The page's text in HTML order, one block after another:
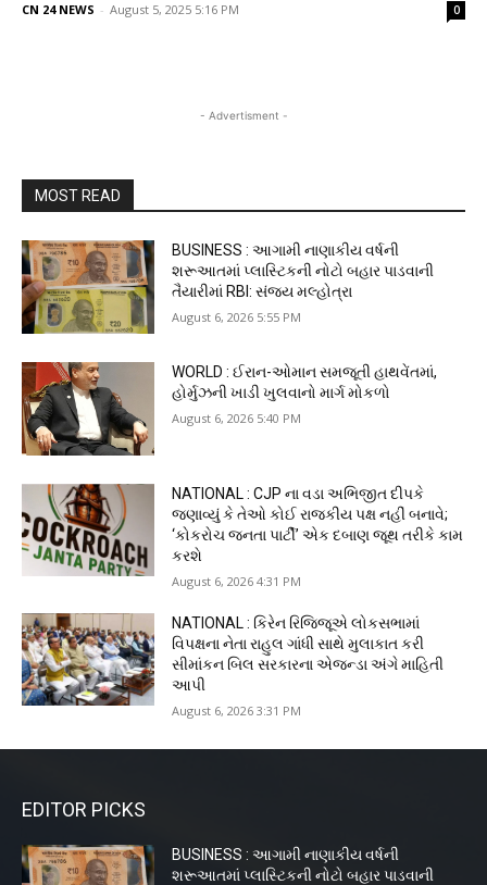
CN 24 NEWS - August 5, 2025 5:16 PM 0
- Advertisment -
MOST READ
BUSINESS : આગામી નાણાકીય વર્ષની
શરૂઆતમાં પ્લાસ્ટિકની નોટો બહાર પાડવાની
તૈયારીમાં RBI: સંજય મલ્હોત્રા
August 6, 2026 5:55 PM
WORLD : ઈરાન-ઓમાન સમજૂતી હાથવેંતમાં,
હોર્મુઝની ખાડી ખુલવાનો માર્ગ મોકળો
August 6, 2026 5:40 PM
NATIONAL : CJP ના વડા અભિજીત દીપકે
જણાવ્યું કે તેઓ કોઈ રાજકીય પક્ષ નહીં બનાવે;
‘કોકરોચ જનતા પાર્ટી’ એક દબાણ જૂથ તરીકે કામ
કરશે
August 6, 2026 4:31 PM
NATIONAL : કિરેન રિજિજૂએ લોકસભામાં
વિપક્ષના નેતા રાહુલ ગાંધી સાથે મુલાકાત કરી
સીમાંકન બિલ સરકારના એજન્ડા અંગે માહિતી
આપી
August 6, 2026 3:31 PM
EDITOR PICKS
BUSINESS : આગામી નાણાકીય વર્ષની
શરૂઆતમાં પ્લાસ્ટિકની નોટો બહાર પાડવાની